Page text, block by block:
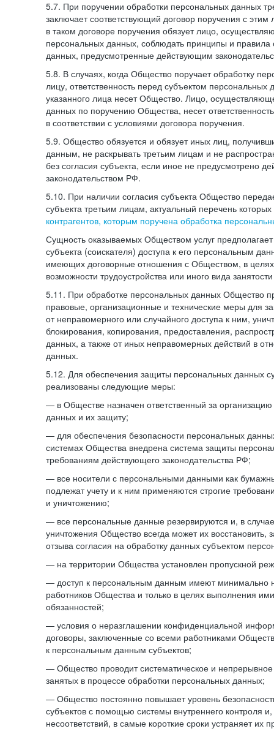
5.7. При поручении обработки персональных данных
заключает соответствующий договор поручения с
в таком договоре поручения обязует лицо,
персональных данных, соблюдать принципы и правила
данных, предусмотренные действующим
5.8. В случаях, когда Общество поручает обработку
лицу, ответственность перед субъектом персональных
указанного лица несет Общество. Лицо,
данных по поручению Общества, несет
в соответствии с условиями договора поручения.
5.9. Общество обязуется и обязует иных лиц,
данным, не раскрывать третьим лицам и не
без согласия субъекта, если иное не предусмотрено
законодательством РФ.
5.10. При наличии согласия субъекта Общество
субъекта третьим лицам, актуальный перечень
контрагентов, которым поручена обработка
Сущность оказываемых Обществом услуг
субъекта (соискателя) доступа к его персональным
имеющих договорные отношения с Обществом, в
возможности трудоустройства или иного вида
5.11. При обработке персональных данных Общество
правовые, организационные и технические меры для
от неправомерного или случайного доступа к ним,
блокирования, копирования, предоставления,
данных, а также от иных неправомерных действий в
данных.
5.12. Для обеспечения защиты персональных данных
реализованы следующие меры:
— в Обществе назначен ответственный за
данных и их защиту;
— для обеспечения безопасности персональных
системах Общества внедрена система защиты
требованиям действующего законодательства РФ;
— все носители с персональными данными как
подлежат учету и к ним применяются строгие
и уничтожению;
— все персональные данные резервируются и, в
уничтожения Общество всегда может их восстановить,
отзыва согласия на обработку данных субъектом
— на территории Общества установлен пропускной
— доступ к персональным данным имеют минимально
работников Общества и только в целях выполнения
обязанностей;
— условия о неразглашении конфиденциальной
договоры, заключенные со всеми работниками
к персональным данным субъектов;
— Общество проводит систематическое и непрерывное
занятых в процессе обработки персональных данных;
— Общество постоянно повышает уровень
субъектов с помощью системы внутреннего контроля
несоответствий, в самые короткие сроки устраняет их